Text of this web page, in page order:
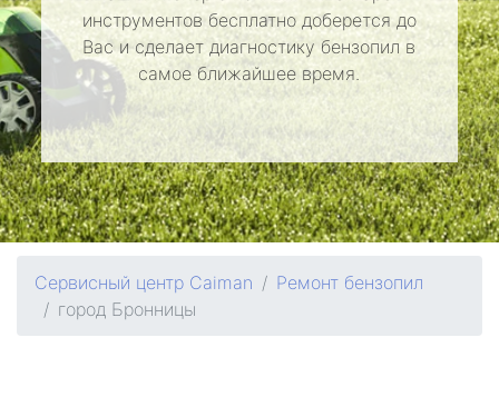
инструментов бесплатно доберется до
Вас и сделает диагностику бензопил в
самое ближайшее время.
Сервисный центр Caiman
Ремонт бензопил
город Бронницы